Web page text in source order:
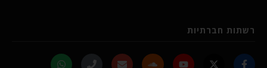
רשתות חברתיות